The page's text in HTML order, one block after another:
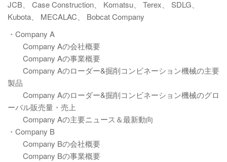
JCB、 Case Construction、 Komatsu、 Terex、 SDLG、
Kubota、 MECALAC、 Bobcat Company
・Company A
Company Aの会社概要
Company Aの事業概要
Company Aのローダー&掘削コンビネーション機械の主要
製品
Company Aのローダー&掘削コンビネーション機械のグロ
ーバル販売量・売上
Company Aの主要ニュース＆最新動向
・Company B
Company Bの会社概要
Company Bの事業概要